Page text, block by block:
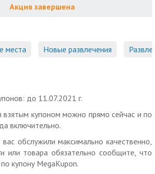
Акция завершена
места Новые развлечения
до 11.07.2021 г.
взятым купоном можно прямо сейчас и по
включительно.
обслужили максимально качественно,
или товара обязательно сообщите, что
купону MegaKupon.